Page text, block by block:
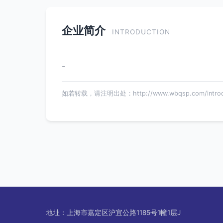
企业简介 INTRODUCTION
-
如若转载，请注明出处：http://www.wbqsp.com/
地址：上海市嘉定区沪宜公路1185号1幢1层J